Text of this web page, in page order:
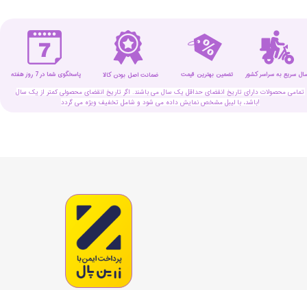
تمامی محصولات دارای تاریخ انقضای حداقل یک سال می باشند. اگر تاریخ انقضای محصولی کمتر از یک سال
باشد، با لیبل مشخص نمایش داده می شود و شامل تخفیف ویژه می گردد!
ضمانت اصل بودن کالا تضمین بهترین قیمت پاسخگوی شما در 7 روز هفته سریع به سراسر کشور